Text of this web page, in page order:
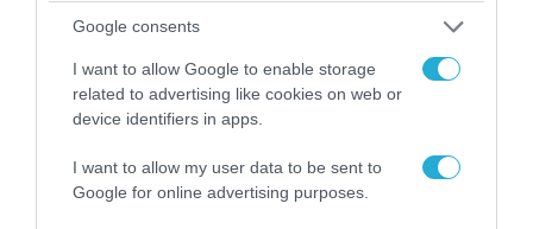
Google consents
I want to allow Google to enable storage
related to advertising like cookies on web or
device identifiers in apps.
I want to allow my user data to be sent to
Google for online advertising purposes.